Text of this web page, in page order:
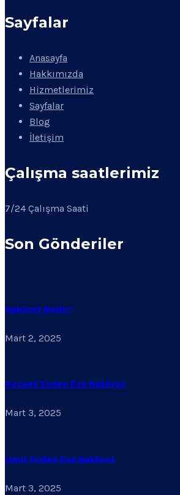
Sayfalar
Anasayfa
Hakkımızda
Hizmetlerimiz
Sayfalar
Blog
İletişim
Çalışma saatlerimiz
7/24 Çalışma Saati
Son Gönderiler
Nakliyat Nedir?
Mart 2, 2025
Kocaeli Evden Eve Nakliyat
Mart 3, 2025
İzmit Evden Eve Nakliyat
Mart 3, 2025